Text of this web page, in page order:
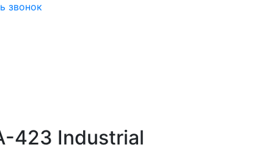
звонок
423 Industrial